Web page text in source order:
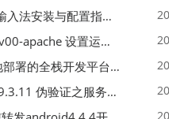
小狼毫rime输入法安装与配置指南：从基础到高级自定义
虚拟主机serv00-apache 设置运行目录
【bolt】本地部署的全栈开发平台，支持本地及众多API，本地一键生成应用，部署教程
Auto.js Pro 9.3.11 伪验证之服务器接口 Nginx 版